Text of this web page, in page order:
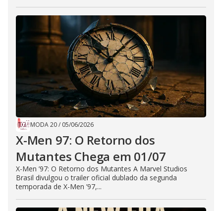
MODA 20/ 05/06/2026
X-Men 97: O Retorno dos
Mutantes Chega em 01/07
X-Men ’97: O Retorno dos Mutantes A Marvel Studios
Brasil divulgou o trailer oficial dublado da segunda
temporada de X-Men ’97,...